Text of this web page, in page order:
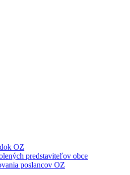
OZ
predstaviteľov obce
poslancov OZ